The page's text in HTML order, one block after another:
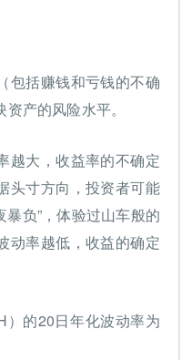
包括赚钱和亏钱的不确
产的风险水平。
越大，收益率的不确定
头寸方向，投资者可能
暴负”，体验过山车般的
动率越低，收益的确定
）的20日年化波动率为